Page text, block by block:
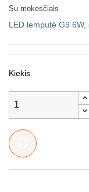
Su mokesčiais
LED lemputė G9
Kiekis